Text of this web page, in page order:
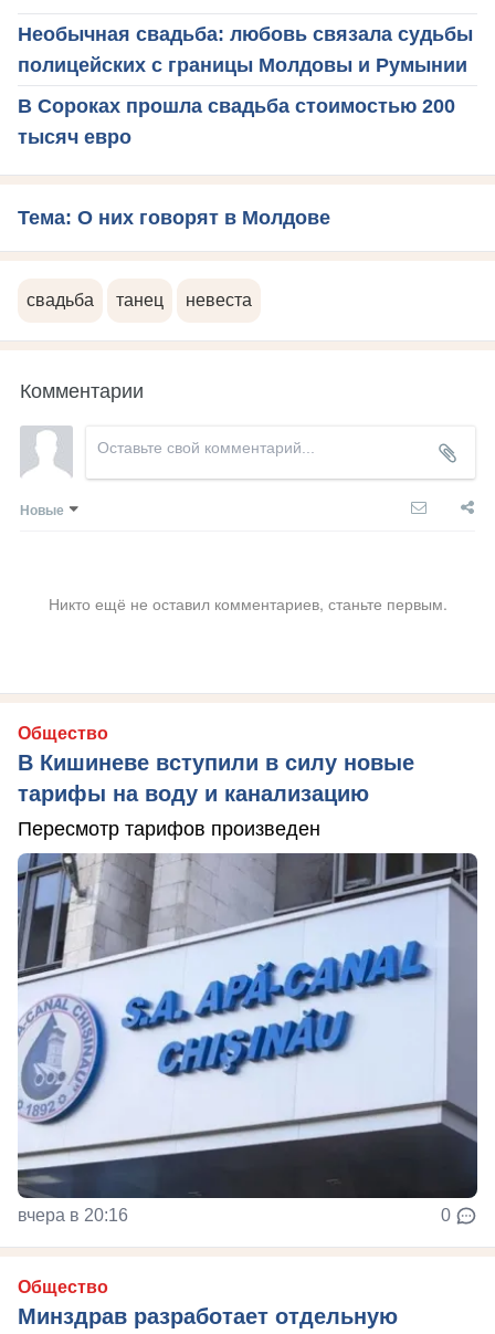
Необычная свадьба: любовь связала судьбы
полицейских с границы Молдовы и Румынии
В Сороках прошла свадьба стоимостью 200
тысяч евро
Тема: О них говорят в Молдове
свадьба танец невеста
Комментарии
Новые
Никто ещё не оставил комментариев, станьте первым.
Общество
В Кишиневе вступили в силу новые
тарифы на воду и канализацию
Пересмотр тарифов произведен
вчера в 20:16 0
Общество
Минздрав разработает отдельную